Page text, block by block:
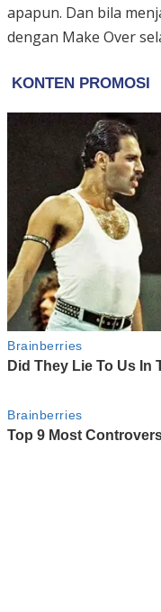
apapun. Dan bila
dengan Make Over